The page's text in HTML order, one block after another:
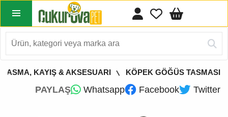
TASMA, KAYIŞ & AKSESUARI KÖPEK GÖĞÜS TASMASI
PAYLAŞ Whatsapp Facebook Twitter